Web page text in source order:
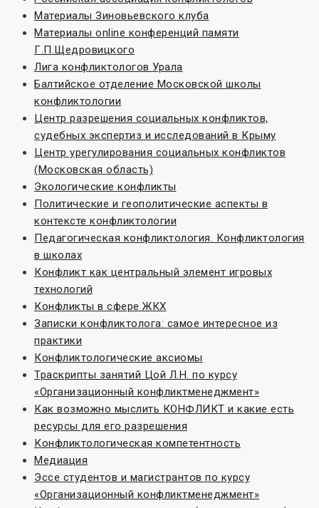
Материалы Зиновьевского клуба
Материалы online конференций памяти
Г.П.Щедровицкого
Лига конфликтологов Урала
Балтийское отделение Московской школы
конфликтологии
Центр разрешения социальных конфликтов,
судебных экспертиз и исследований в Крыму
Центр урегулирования социальных конфликтов
(Московская область)
Экологические конфликты
Политические и геополитические аспекты в
контексте конфликтологии
Педагогическая конфликтология. Конфликтология
в школах
Конфликт как центральный элемент игровых
технологий
Конфликты в сфере ЖКХ
Записки конфликтолога: самое интересное из
практики
Конфликтологические аксиомы
Траскрипты занятий Цой Л.Н. по курсу
«Организационный конфликтменеджмент»
Как возможно мыслить КОНФЛИКТ и какие есть
ресурсы для его разрешения
Конфликтологическая компетентность
Медиация
Эссе студентов и магистрантов по курсу
«Организационный конфликтменеджмент»